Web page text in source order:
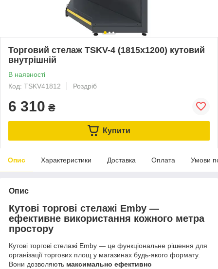
Торговий стелаж TSKV-4 (1815х1200) кутовий
внутрішній
В наявності
Код: TSKV41812
Роздріб
6 310 ₴
Купити
Опис Характеристики Доставка Оплата Умови
Опис
Кутові торгові стелажі Emby —
ефективне використання кожного метра
простору
Кутові торгові стелажі Emby — це функціональне рішення для
організації торгових площ у магазинах будь-якого формату.
Вони дозволяють максимально ефективно